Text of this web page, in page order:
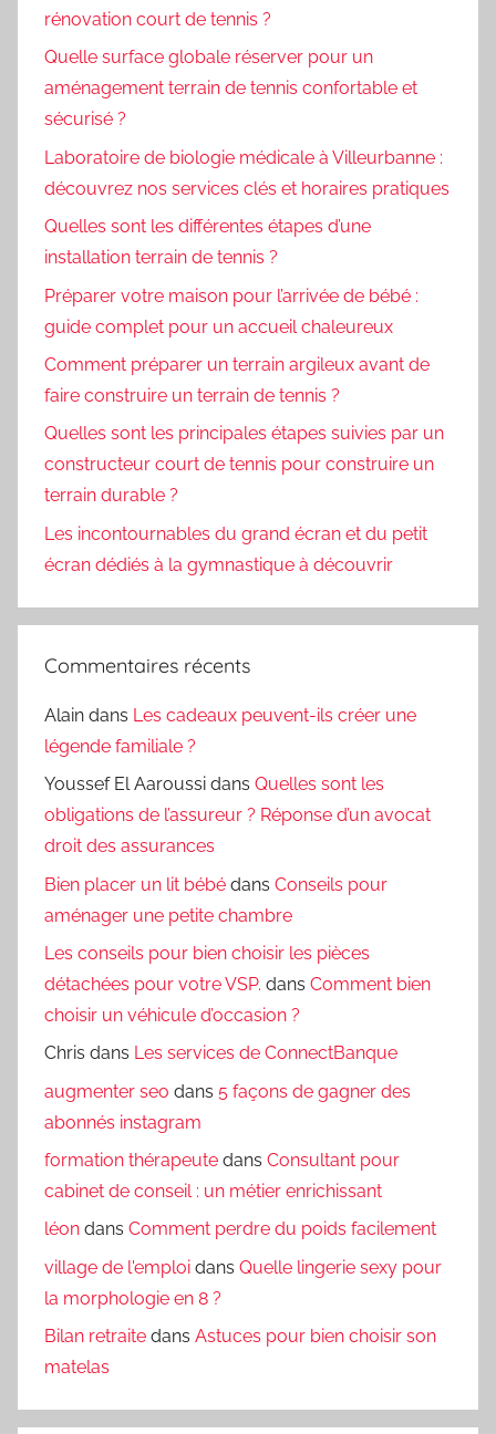
rénovation court de tennis ?
Quelle surface globale réserver pour un
aménagement terrain de tennis confortable et
sécurisé ?
Laboratoire de biologie médicale à Villeurbanne :
découvrez nos services clés et horaires pratiques
Quelles sont les différentes étapes d’une
installation terrain de tennis ?
Préparer votre maison pour l’arrivée de bébé :
guide complet pour un accueil chaleureux
Comment préparer un terrain argileux avant de
faire construire un terrain de tennis ?
Quelles sont les principales étapes suivies par un
constructeur court de tennis pour construire un
terrain durable ?
Les incontournables du grand écran et du petit
écran dédiés à la gymnastique à découvrir
Commentaires récents
Alain dans Les cadeaux peuvent-ils créer une
légende familiale ?
Youssef El Aaroussi dans Quelles sont les
obligations de l’assureur ? Réponse d’un avocat
droit des assurances
Bien placer un lit bébé dans Conseils pour
aménager une petite chambre
Les conseils pour bien choisir les pièces
détachées pour votre VSP. dans Comment bien
choisir un véhicule d’occasion ?
Chris dans Les services de ConnectBanque
augmenter seo dans 5 façons de gagner des
abonnés instagram
formation thérapeute dans Consultant pour
cabinet de conseil : un métier enrichissant
léon dans Comment perdre du poids facilement
village de l'emploi dans Quelle lingerie sexy pour
la morphologie en 8 ?
Bilan retraite dans Astuces pour bien choisir son
matelas